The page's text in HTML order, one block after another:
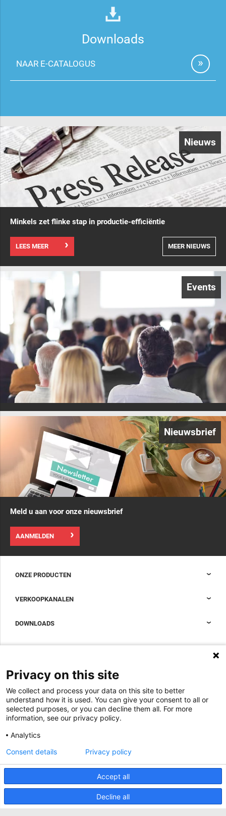
Downloads
NAAR E-CATALOGUS
Nieuws
Minkels zet flinke stap in productie-efficiëntie
LEES MEER MEER NIEUWS
Events
Nieuwsbrief
Meld u aan voor onze nieuwsbrief
AANMELDEN
ONZE PRODUCTEN
Accessoires om uw datacenterkast compleet te maken
VERKOOPKANALEN
DOWNLOADS
Magazine
Whitepapers
Specificatie Tools
OVER ONS
Werken bij Minkels
Nieuws
Klantcases
Aankomende beurzen
Voorwaarden
Minkels maakt gebruik van cookies om ervoor
te zorgen dat u de beste ervaring op onze
website heeft. Functionele cookies zorgen voor
de juiste werking van de website en worden
altijd gebruikt. Daarnaast maakt Minkels
gebruik van analytische cookies, social media
cookies en cookies voor reclame & marketing.
Leeshiermeer over de verschillende soorten
cookies. Mocht u onze cookies (met
uitzondering van de functionele cookies) niet
willen accepteren, klik danhier.
Privacy on this site
We collect and process your data on this site to better
understand how it is used. You can give your consent to all or
selected purposes, or you can decline them all. For more
information, see our privacy policy.
Analytics
Accept all
Decline all
Consent details Privacy policy